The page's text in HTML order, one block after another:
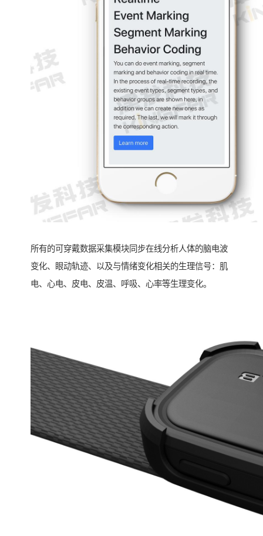
所有的可穿戴数据采集模块同步在线分析人体的脑电波
变化、眼动轨迹、以及与情绪变化相关的生理信号：肌
电、心电、皮电、皮温、呼吸、心率等生理变化。